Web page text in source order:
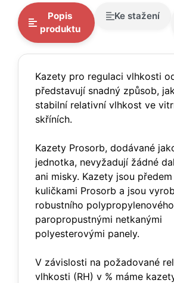
Popis
produktu
Ke stažení
Kazety pro regulaci vlhkosti
představují snadný způsob,
stabilní relativní vlhkost ve
skříních.
Kazety Prosorb, dodávané
jednotka, nevyžadují žádné
ani misky. Kazety jsou
kuličkami Prosorb a jsou
robustního
paropropustnými netkanými
polyesterovými panely.
V závislosti na požadované
vlhkosti (RH) v % máme